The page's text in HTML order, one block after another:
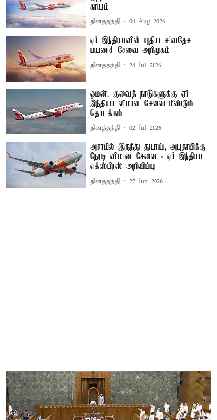
காயம்
தினத்தந்தி 04 Aug 2026
ஏர் இந்தியாவின் புதிய சர்வதேச
பயணச் சேவை அறிமுகம்
தினத்தந்தி 24 Jul 2026
ஓமன், குவைத் நாடுகளுக்கு ஏர்
இந்தியா விமான சேவை மீண்டும்
தொடக்கம்
தினத்தந்தி 02 Jul 2026
அசாமில் இருந்து துபாய், அபுதாபிக்கு
நேரடி விமான சேவை - ஏர் இந்தியா
எக்ஸ்பிரஸ் அறிவிப்பு
தினத்தந்தி 27 Jun 2026